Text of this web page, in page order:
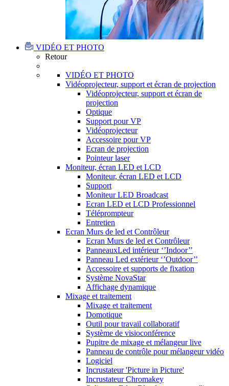
VIDÉO ET PHOTO
Retour
VIDÉO ET PHOTO
Vidéoprojecteur, support et écran de projection
Vidéoprojecteur, support et écran de
projection
Optique
Support pour VP
Vidéoprojecteur
Accessoire pour VP
Ecran de projection
Pointeur laser
Moniteur, écran LED et LCD
Moniteur, écran LED et LCD
Support
Moniteur LED Broadcast
Ecran LED et LCD Professionnel
Téléprompteur
Entretien
Ecran Murs de led et Contrôleur
Ecran Murs de led et Contrôleur
PanneauxLed intérieur ‘’Indoor’’
Panneau Led extérieur ‘’Outdoor’’
Accessoire et supports de fixation
Système NovaStar
Affichage dynamique
Mixage et traitement
Mixage et traitement
Domotique
Outil pour travail collaboratif
Système de visioconférence
Pupitre de mixage et mélangeur live
Panneau de contrôle pour mélangeur vidéo
Logiciel
Incrustateur 'Picture in Picture'
Incrustateur Chromakey